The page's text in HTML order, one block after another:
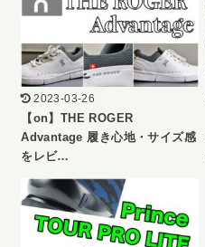
2023-03-26
【on】THE ROGER
Advantage 履き心地・サイズ感
をレビ…